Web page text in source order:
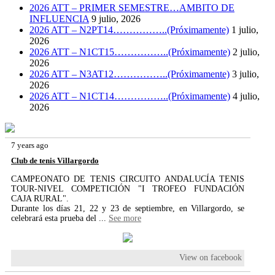
2026 ATT – PRIMER SEMESTRE…AMBITO DE
INFLUENCIA 9 julio, 2026
2026 ATT – N2PT14……………..(Próximamente) 1 julio,
2026
2026 ATT – N1CT15……………..(Próximamente) 2 julio,
2026
2026 ATT – N3AT12……………..(Próximamente) 3 julio,
2026
2026 ATT – N1CT14……………..(Próximamente) 4 julio,
2026
7 years ago
Club de tenis Villargordo
CAMPEONATO DE TENIS CIRCUITO ANDALUCÍA TENIS
TOUR-NIVEL COMPETICIÓN "I TROFEO FUNDACIÓN
CAJA RURAL".
Durante los días 21, 22 y 23 de septiembre, en Villargordo, se
celebrará esta prueba del
See more
View on facebook